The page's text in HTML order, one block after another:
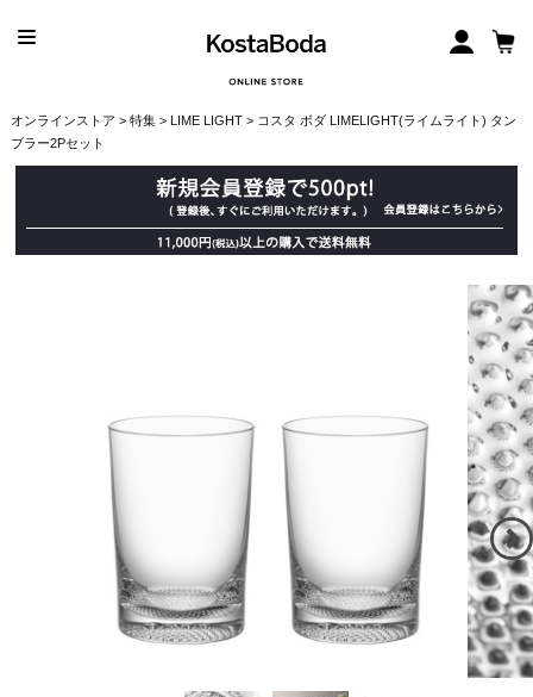
オンラインストア > 特集> LIME LIGHT> コスタ ボダ LIMELIGHT(ライムライト) タン
ブラー2Pセット